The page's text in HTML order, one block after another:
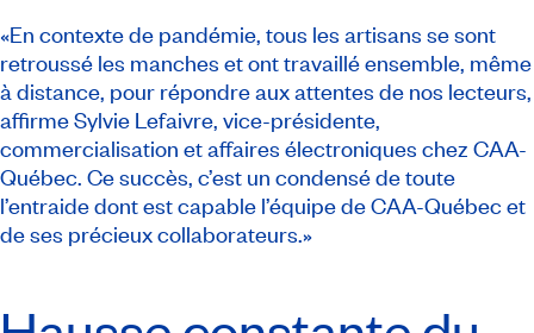
«En contexte de pandémie, tous les artisans se sont
retroussé les manches et ont travaillé ensemble, même
à distance, pour répondre aux attentes de nos lecteurs,
affirme Sylvie Lefaivre, vice-présidente,
commercialisation et affaires électroniques chez CAA-
Québec. Ce succès, c’est un condensé de toute
l’entraide dont est capable l’équipe de CAA-Québec et
de ses précieux collaborateurs.»